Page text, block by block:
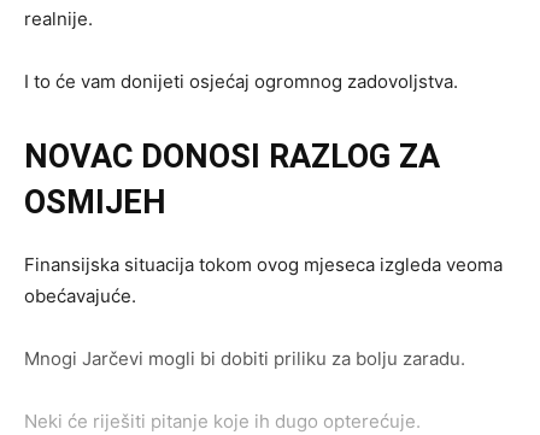
realnije.
I to će vam donijeti osjećaj ogromnog zadovoljstva.
NOVAC DONOSI RAZLOG ZA
OSMIJEH
Finansijska situacija tokom ovog mjeseca izgleda veoma
obećavajuće.
Mnogi Jarčevi mogli bi dobiti priliku za bolju zaradu.
Neki će riješiti pitanje koje ih dugo opterećuje.